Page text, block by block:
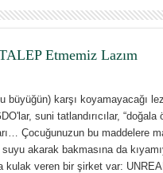
Etmemiz Lazım
karşı koyamayacağı
suni tatlandırıcılar, “doğala
Çocuğunuzun bu maddelere
akarak bakmasına da
kulak veren bir şirket var: